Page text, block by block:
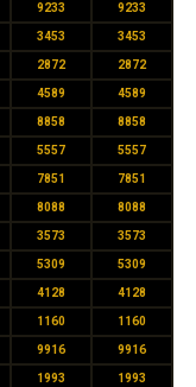
9233 9233
3453 3453
2872 2872
4589 4589
8858 8858
5557 5557
7851 7851
8088 8088
3573 3573
5309 5309
4128 4128
1160 1160
9916 9916
1993 1993